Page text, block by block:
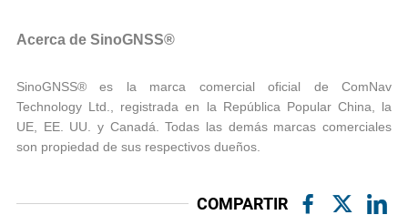
Acerca de SinoGNSS®
SinoGNSS® es la marca comercial oficial de ComNav
Technology Ltd., registrada en la República Popular China, la
UE, EE. UU. y Canadá. Todas las demás marcas comerciales
son propiedad de sus respectivos dueños.
COMPARTIR